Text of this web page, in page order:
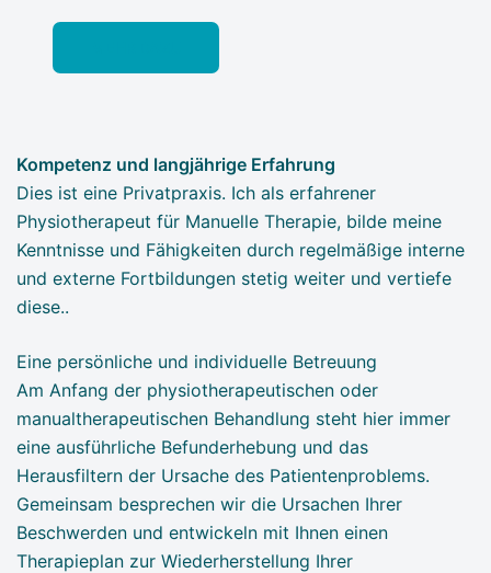
Kompetenz und langjährige Erfahrung
Dies ist eine Privatpraxis. Ich als erfahrener
Physiotherapeut für Manuelle Therapie, bilde meine
Kenntnisse und Fähigkeiten durch regelmäßige interne
und externe Fortbildungen stetig weiter und vertiefe
diese..
Eine persönliche und individuelle Betreuung
Am Anfang der physiotherapeutischen oder
manualtherapeutischen Behandlung steht hier immer
eine ausführliche Befunderhebung und das
Herausfiltern der Ursache des Patientenproblems.
Gemeinsam besprechen wir die Ursachen Ihrer
Beschwerden und entwickeln mit Ihnen einen
Therapieplan zur Wiederherstellung Ihrer